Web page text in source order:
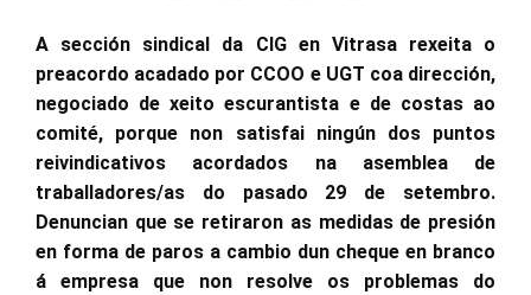
A sección sindical da CIG en Vitrasa rexeita o
preacordo acadado por CCOO e UGT coa dirección,
negociado de xeito escurantista e de costas ao
comité, porque non satisfai ningún dos puntos
reivindicativos acordados na asemblea de
traballadores/as do pasado 29 de setembro.
Denuncian que se retiraron as medidas de presión
en forma de paros a cambio dun cheque en branco
á empresa que non resolve os problemas do